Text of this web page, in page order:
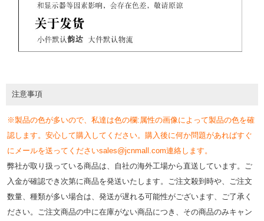
注意事項
※製品の色が多いので、私達は色の欄:属性の画像によって製品の色を確
認します。安心して購入してください。購入後に何か問題があればすぐ
にメールを送ってくださいsales@jcnmall.com連絡します。
弊社が取り扱っている商品は、自社の海外工場から直送しています。ご
入金が確認でき次第に商品を発送いたします。ご注文殺到時や、ご注文
数量、種類が多い場合は、発送が遅れる可能性がございます、ご了承く
ださい。ご注文商品の中に在庫がない商品につき、その商品のみキャン